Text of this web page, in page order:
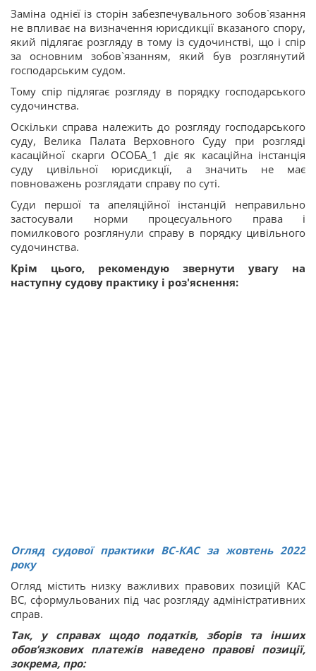
Заміна однієї із сторін забезпечувального зобов`язання
не впливає на визначення юрисдикції вказаного спору,
який підлягає розгляду в тому із судочинстві, що і спір
за основним зобов`язанням, який був розглянутий
господарським судом.
Тому спір підлягає розгляду в порядку господарського
судочинства.
Оскільки справа належить до розгляду господарського
суду, Велика Палата Верховного Суду при розгляді
касаційної скарги ОСОБА_1 діє як касаційна інстанція
суду цивільної юрисдикції, а значить не має
повноважень розглядати справу по суті.
Суди першої та апеляційної інстанцій неправильно
застосували норми процесуального права і
помилкового розглянули справу в порядку цивільного
судочинства.
Крім цього, рекомендую звернути увагу на
наступну судову практику і роз'яснення:
Огляд судової практики ВС-КАС за жовтень 2022
року
Огляд містить низку важливих правових позицій КАС
ВС, сформульованих під час розгляду адміністративних
справ.
Так, у справах щодо податків, зборів та інших
обов’язкових платежів наведено правові позиції,
зокрема, про: